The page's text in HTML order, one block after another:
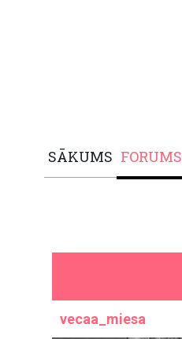
SĀKUMS FORUMS
vecaa_miesa